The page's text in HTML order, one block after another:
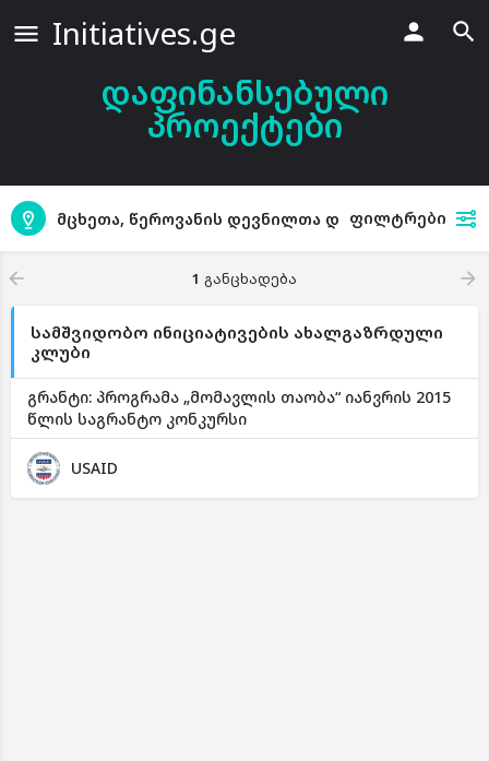
Initiatives.ge
დაფინანსებული
პროექტები
მცხეთა, წეროვანის დევნილთა დასახლება
ფილტრები
1 განცხადება
სამშვიდობო ინიციატივების ახალგაზრდული
კლუბი
გრანტი: პროგრამა „მომავლის თაობა“ იანვრის 2015
წლის საგრანტო კონკურსი
USAID